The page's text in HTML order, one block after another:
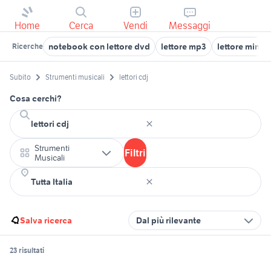
Home Cerca Vendi Messaggi
Ricerche notebook con lettore dvd lettore mp3 lettore
Subito Strumenti musicali lettori cdj
Cosa cerchi?
Strumenti
Musicali
Filtri
Salva ricerca Dal più rilevante
23 risultati